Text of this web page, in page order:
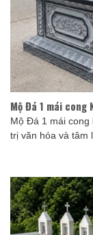
Mộ Đá 1 mái cong
Mộ Đá 1 mái cong
trị văn hóa và tâm